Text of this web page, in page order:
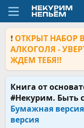
❗ ОТКРЫТ НАБОР
АЛКОГОЛЯ -
ЖДЕМ ТЕБЯ!!
Книга от
#Некурим. Быть
Бумажная версия
версия